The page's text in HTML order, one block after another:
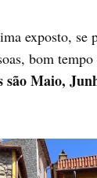
exposto, se
bom
são Maio,